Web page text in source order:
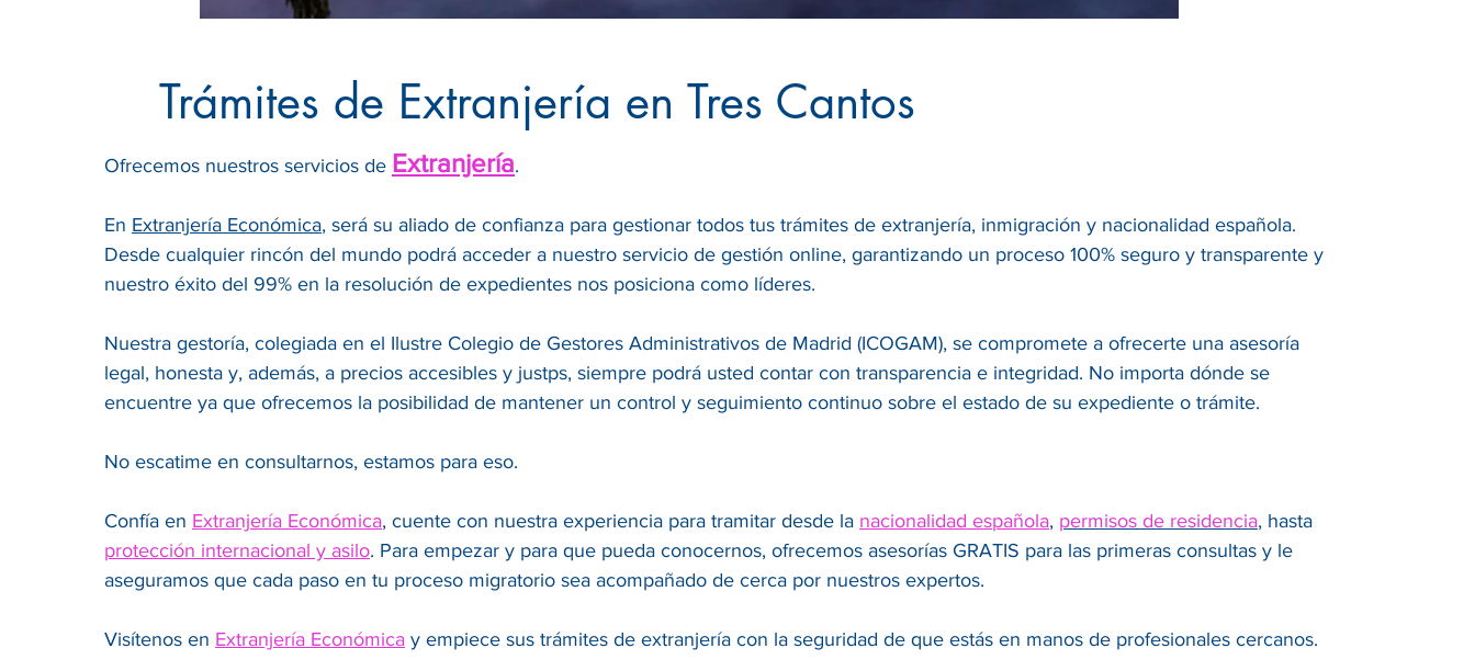
Trámites de Extranjería en Tres Cantos
Ofrecemos nuestros servicios de Extranjería.
En Extranjería Económica, será su aliado de confianza para gestionar todos tus trámites de extranjería, inmigración y nacionalidad española.
Desde cualquier rincón del mundo podrá acceder a nuestro servicio de gestión online, garantizando un proceso 100% seguro y transparente y
nuestro éxito del 99% en la resolución de expedientes nos posiciona como líderes.
Nuestra gestoría, colegiada en el Ilustre Colegio de Gestores Administrativos de Madrid (ICOGAM), se compromete a ofrecerte una asesoría
legal, honesta y, además, a precios accesibles y justps, siempre podrá usted contar con transparencia e integridad. No importa dónde se
encuentre ya que ofrecemos la posibilidad de mantener un control y seguimiento continuo sobre el estado de su expediente o trámite.
No escatime en consultarnos, estamos para eso.
Confía en Extranjería Económica, cuente con nuestra experiencia para tramitar desde la nacionalidad española, permisos de residencia, hasta
protección internacional y asilo. Para empezar y para que pueda conocernos, ofrecemos asesorías GRATIS para las primeras consultas y le
aseguramos que cada paso en tu proceso migratorio sea acompañado de cerca por nuestros expertos.
Visítenos en Extranjería Económica y empiece sus trámites de extranjería con la seguridad de que estás en manos de profesionales cercanos.